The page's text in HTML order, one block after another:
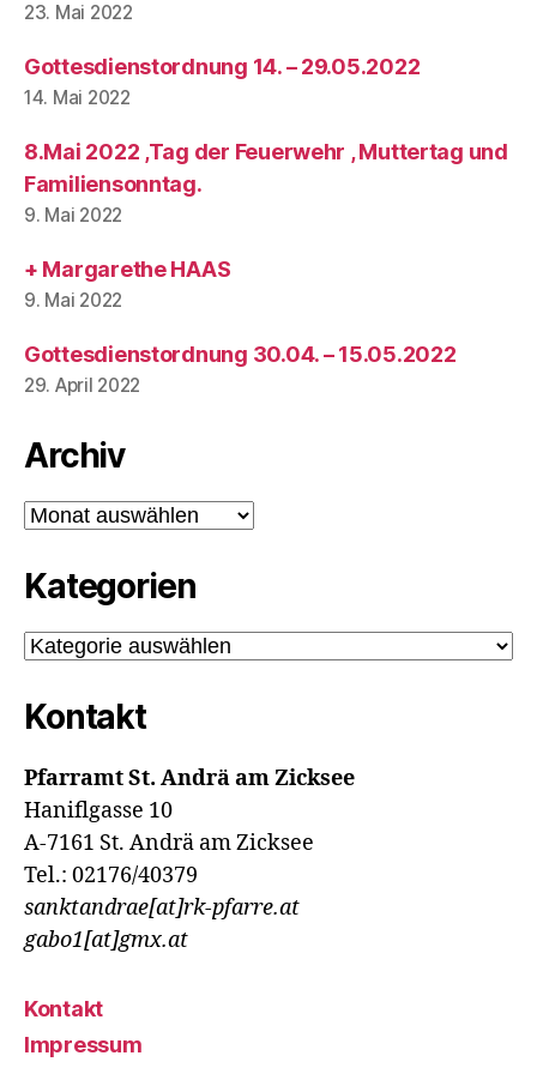
23. Mai 2022
Gottesdienstordnung 14. – 29.05.2022
14. Mai 2022
8.Mai 2022 ,Tag der Feuerwehr , Muttertag und
Familiensonntag.
9. Mai 2022
+ Margarethe HAAS
9. Mai 2022
Gottesdienstordnung 30.04. – 15.05.2022
29. April 2022
Archiv
Archiv
Kategorien
Kategorien
Kontakt
Pfarramt St. Andrä am Zicksee
Haniflgasse 10
A-7161 St. Andrä am Zicksee
Tel.: 02176/40379
sanktandrae[at]rk-pfarre.at
gabo1[at]gmx.at
Kontakt
Impressum